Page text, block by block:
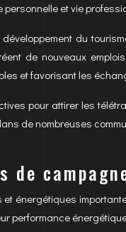
et vie
du
de nouveaux
et favorisant les
pour attirer les
de nombreuses
de
énergétiques
performance